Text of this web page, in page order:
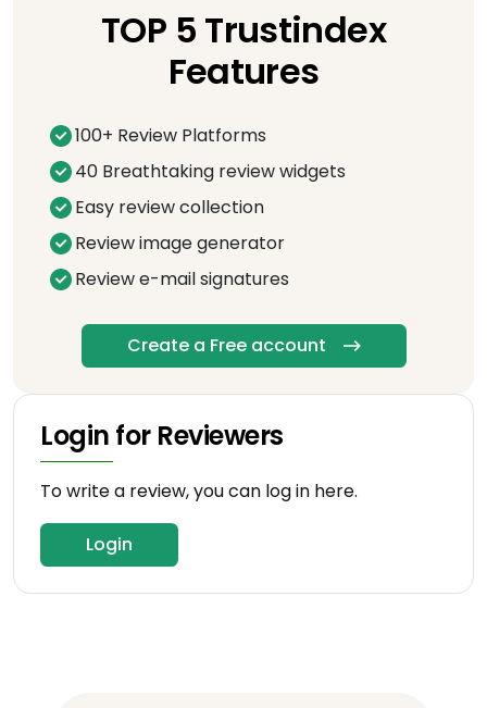
TOP 5 Trustindex
Features
100+ Review Platforms
40 Breathtaking review widgets
Easy review collection
Review image generator
Review e-mail signatures
Create a Free account
Login for Reviewers
To write a review, you can log in here.
Login